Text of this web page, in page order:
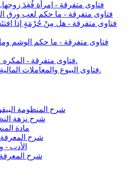
فتاوى متفرقة - امرأة فُقِدَ
فتاوى متفرقة - ما حكم لعب ورق
فتاوى متفرقة - هل مِنْ حُرْمَةٍ إذا
فتاوى متفرقة - ما حكم الوشم
فتاوى متفرقة - المكره على تعذيب الأبرياء.
فتاوى البيوع والمعاملات المالية - ملكية ابار النفط.
شرح المنظومة
شرح نزهة
مادة
شرح
الأدب -
شرح